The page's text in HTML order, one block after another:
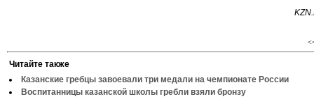
Читайте также
Казанские гребцы завоевали три медали на чемпионате России
Воспитанницы казанской школы гребли взяли бронзу